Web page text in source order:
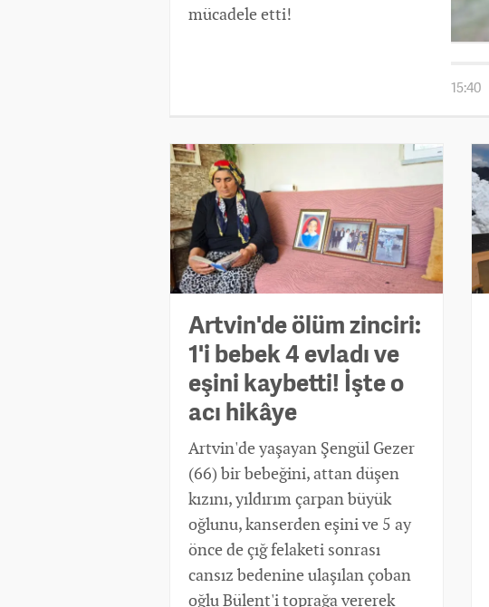
mücadele etti!
15:40
Artvin'de ölüm zinciri:
1'i bebek 4 evladı ve
eşini kaybetti! İşte o
acı hikâye
Artvin'de yaşayan Şengül Gezer
(66) bir bebeğini, attan düşen
kızını, yıldırım çarpan büyük
oğlunu, kanserden eşini ve 5 ay
önce de çığ felaketi sonrası
cansız bedenine ulaşılan çoban
oğlu Bülent'i toprağa vererek